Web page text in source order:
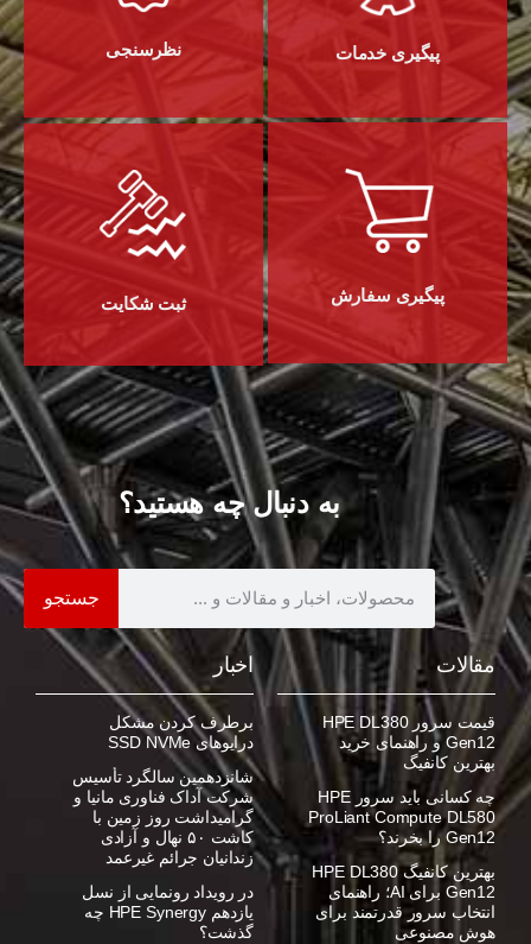
پیگیری خدمات نظرسنجی
پیگیری سفارش ثبت شکایت
به دنبال چه هستید؟
جستجو
مقالات
قیمت سرور HPE DL380
Gen12 و راهنمای خرید
بهترین کانفیگ
چه کسانی باید سرور HPE
ProLiant Compute DL580
Gen12 را بخرند؟
بهترین کانفیگ HPE DL380
Gen12 برای AI؛ راهنمای
انتخاب سرور قدرتمند برای
هوش مصنوعی
اخبار
برطرف کردن مشکل
درایوهای SSD NVMe
شانزدهمین سالگرد تأسیس
شرکت آداک فناوری مانیا و
گرامیداشت روز زمین با
کاشت ۵۰ نهال و آزادی
زندانیان جرائم غیرعمد
در رویداد رونمایی از نسل
یازدهم HPE Synergy چه
گذشت؟